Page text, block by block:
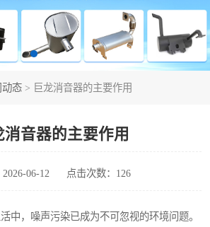
动态 > 巨龙消音器的主要作用
消音器的主要作用
06-12 点击次数：126
中，噪声污染已成为不可忽视的环境问题。